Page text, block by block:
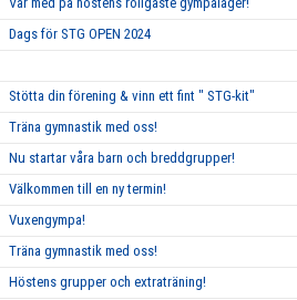
Dags för STG OPEN 2024
Stötta din förening & vinn ett fint " STG-kit"
Träna gymnastik med oss!
Nu startar våra barn och breddgrupper!
Välkommen till en ny termin!
Vuxengympa!
Träna gymnastik med oss!
Höstens grupper och extraträning!